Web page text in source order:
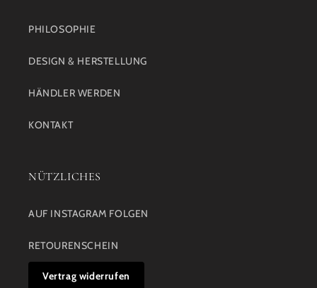
PHILOSOPHIE
DESIGN & HERSTELLUNG
HÄNDLER WERDEN
KONTAKT
NÜTZLICHES
AUF INSTAGRAM FOLGEN
RETOURENSCHEIN
Vertrag widerrufen